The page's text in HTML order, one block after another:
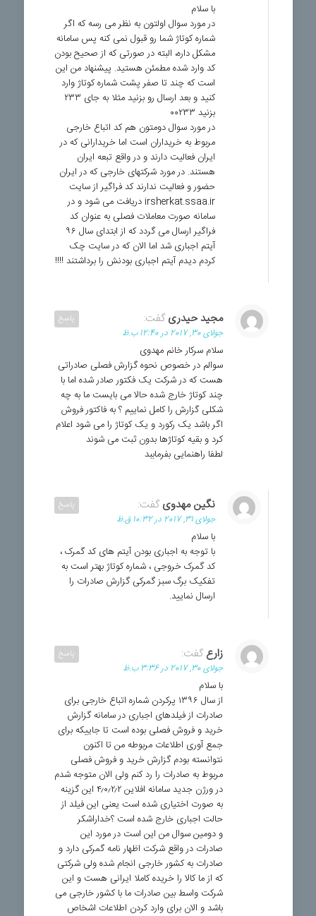
با سلام
در مورد سوال اولتون به نظر می رسه که اگر
شماره کوتاژ شما رو قبول نمی کنه پس سامانه
مشکل داره، البته در صورتی که از صحیح بودن
کد وارد شده مطمئن هستید. پیشنهاد من این
است که چند تا صفر پشت شماره کوتاژ وارد
کنید و بعد ارسال رو بزنید مثلا به جای ۲۳۳
بزنید ۰۰۲۳۳
در مورد سوال دومتون هم کد اتباع خارجی
مربوط به خریداران است اما خریدارانی که در
ایران فعالیت دارند و در واقع تبعه ایران
هستند. در مورد شرکتهای خارجی که در ایران
حضور و فعالیت ندارند کد فراگیر از سایت
irsherkat.ssaa.ir دریافت می شود و در
سامانه صورت معاملات فصلی به عنوان کد
فراگیر ارسال می گردد که از ابتدای سال ۹۶
آیتم اجباری شد اما الان که در سایت چک
کردم دیدم آیتم اجباری بودنش را برداشتند !!!!
مجید حیدری گفت:
جولای 30, 2017 در 12:40 ب.ظ
سلام سرکار خانم مهدوی
سوالم در خصوص نحوه گزارش فصلی صادراتی
هست که در شرکت یک فکتور صادر شده اما با
چند کوتاژ خارج شده حالا می بایست ما به چه
شکلی گزارش را کامل نماییم ؟ به فاکتور فروش
اگر باشد یک رکورد و یک کوتاژ را می شود اعلام
کرد و بقیه کوتاژها بدون ثبت می شوند
لطفا راهنمایی بفرماببد
پاسخ
نگین مهدوی گفت:
جولای 31, 2017 در 10:32 ق.ظ
با سلام
با توجه به اجباری بودن آیتم های کد گمرک ،
کد گمرک خروجی ، شماره کوتاژ بهتر است به
تفکیک برگ سبز گمرکی گزارش صادرات را
ارسال نمایید.
پاسخ
زارع گفت:
جولای 30, 2017 در 3:36 ب.ظ
با سلام
از سال ۱۳۹۶ پرکردن شماره اتباع خارجی برای
صادرات از فیلدهای اجباری در سامانه گزارش
خرید و فروش فصلی بوده است تا جاییکه برای
جمع آوری اطلاعات مربوطه من تا اکنون
نتوانسته بودم گزارش خرید و فروش فصلی
مربوط به صادرات را رد کنم ولی الان متوجه شدم
در ورژن جدید سامانه افلاین ۴٫۰٫۲٫۲ این گزینه
به صورت اختیاری شده است یعنی این فیلد از
حالت اجباری خارج شده است ؟خداراشکر
و دومین سوال من این است در مورد این
صادرات در واقع شرکت اظهار نامه گمرکی دارد و
صادرات به کشور خارجی انجام شده ولی شرکتی
که از ما کالا را خریده کاملا ایرانی هست و این
شرکت واسط بین صادرات ما با کشور خارجی می
باشد و الان برای وارد کردن اطلاعات اشخاص
پاسخ